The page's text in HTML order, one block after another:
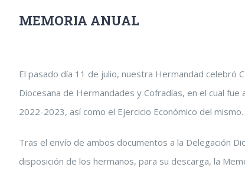
MEMORIA ANUAL
imagen
más
grande
El pasado día 11 de julio, nuestra Hermandad celebró
Diocesana de Hermandades y Cofradías, en el cual
2022-2023, así como el Ejercicio Económico del mismo.
Tras el envío de ambos documentos a la Delegación
disposición de los hermanos, para su descarga, la